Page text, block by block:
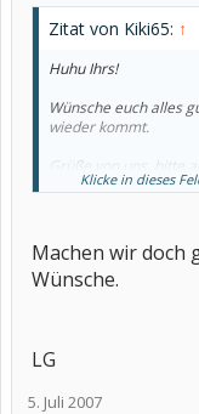
Zitat von Kiki65: ↑
Huhu Ihrs!
Wünsche euch alles
wieder kommt.
Grüße von uns, bitte
sie soll schöne
Klicke in dieses
Machen wir doch
Wünsche.
LG
5. Juli 2007